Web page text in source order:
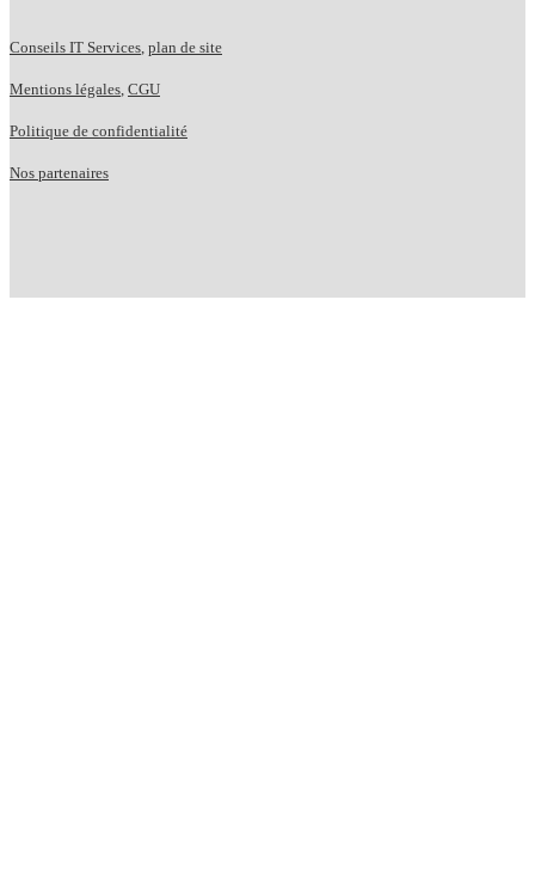
Conseils IT Services plan de site
Mentions légales CGU
Politique de confidentialité
Nos partenaires